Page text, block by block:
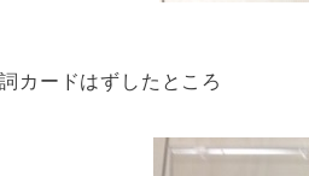
カードはずしたところ